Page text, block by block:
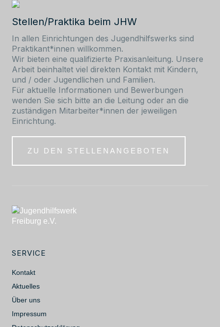
Stellen/Praktika beim JHW
In allen Einrichtungen des Jugendhilfswerks sind
Praktikant*innen willkommen.
Wir bieten eine qualifizierte Praxisanleitung. Unsere
Arbeit beinhaltet viel direkten Kontakt mit Kindern,
und / oder Jugendlichen und Familien.
Für aktuelle Informationen und Bewerbungen
wenden Sie sich bitte an die Leitung oder an die
zuständigen Mitarbeiter*innen der jeweiligen
Einrichtung.
ZU DEN STELLENANGEBOTEN
SERVICE
Kontakt
Aktuelles
Über uns
Impressum